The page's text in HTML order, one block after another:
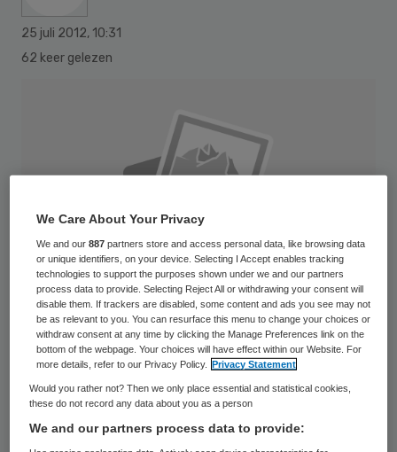
25 juli 2012, 10:31
62 keer gelezen
Het aanleverpercentage van
uitkomstmetingen door ggz-instellingen
blijft ver achter bij de afspraken die
We Care About Your Privacy
We and our887 partners store and access personal data, like browsing data
or unique identifiers, on your device. Selecting I Accept enables tracking
technologies to support the purposes shown under we and our partners
process data to provide. Selecting Reject All or withdrawing your consent will
disable them. If trackers are disabled, some content and ads you see may not
be as relevant to you. You can resurface this menu to change your choices or
withdraw consent at any time by clicking the Manage Preferences link on the
bottom of the webpage. Your choices will have effect within our Website. For
more details, refer to our Privacy Policy.
Privacy Statement
Would you rather not? Then we only place essential and statistical cookies,
these do not record any data about you as a person
We and our partners process data to provide: